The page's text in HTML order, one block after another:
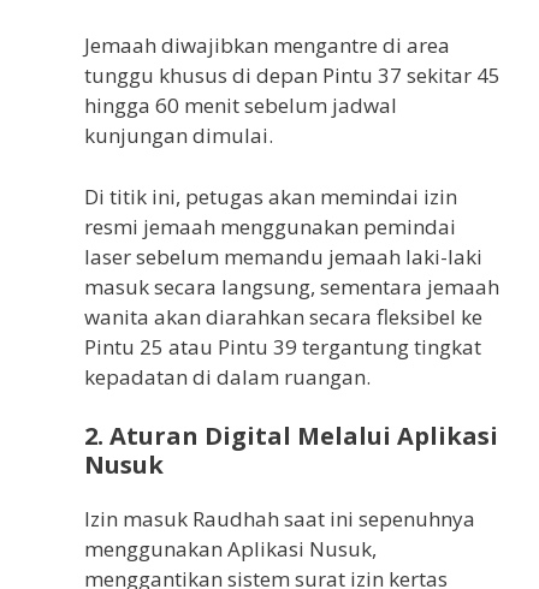
Jemaah diwajibkan mengantre di area
tunggu khusus di depan Pintu 37 sekitar 45
hingga 60 menit sebelum jadwal
kunjungan dimulai.
Di titik ini, petugas akan memindai izin
resmi jemaah menggunakan pemindai
laser sebelum memandu jemaah laki-laki
masuk secara langsung, sementara jemaah
wanita akan diarahkan secara fleksibel ke
Pintu 25 atau Pintu 39 tergantung tingkat
kepadatan di dalam ruangan.
2. Aturan Digital Melalui Aplikasi
Nusuk
Izin masuk Raudhah saat ini sepenuhnya
menggunakan Aplikasi Nusuk,
menggantikan sistem surat izin kertas